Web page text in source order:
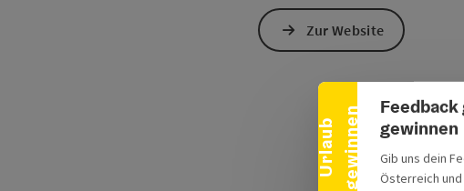
U
r
l
a
u
b
g
e
w
i
n
n
e n
Banner einklappen
gewinnen
Gib uns dein
Österreich
Zur Website